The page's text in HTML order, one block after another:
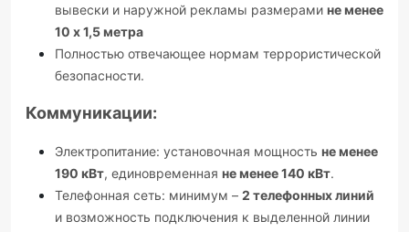
вывески и наружной рекламы размерами не менее
10 х 1,5 метра
Полностью отвечающее нормам террористической
безопасности.
Коммуникации:
Электропитание: установочная мощность не менее
190 кВт, единовременная не менее 140 кВт.
Телефонная сеть: минимум – 2 телефонных линий
и возможность подключения к выделенной линии